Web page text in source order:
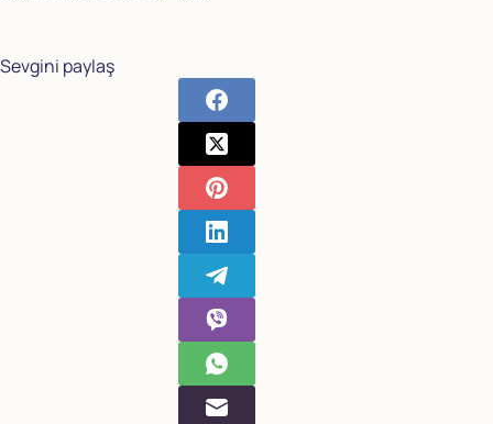
Sevgini paylaş